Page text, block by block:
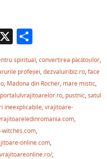
ză
X P
ar
ta
je
a
ză
spiritual,convertirea păcătoșilor,
profeției,dezvaluiribiz.ro,face
, Madona din Rocher, mare mistic,
portalulvrajitoarelor.ro, pustnic, satul
ineexplicabile, vrajitoare-
,
,
online.com,
,